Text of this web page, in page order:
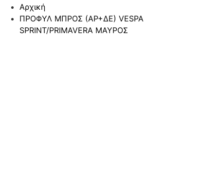
Αρχική
ΠΡΟΦΥΛ ΜΠΡΟΣ (ΑΡ+ΔΕ) VESPA
SPRINT/PRIMAVERA ΜΑΥΡΟΣ